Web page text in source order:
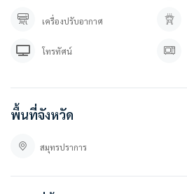
• ที่จอดรถ 1 คัน
————————–
คุณปลา 0 6 1- 0 1 9 6 3 7 6
คุณภัทร 0 9 3 – 5 4 6 2 9 7 9
Line OA. : https://lin.ee/YfpvBtC (@besthome)
WWW.BESTHOMECONDO.COM
บริษัท เบสท์โฮมคอนโด จำกัด
เครื่องปรับอากาศ
โทรทัศน์
พื้นที่จังหวัด
สมุทรปราการ